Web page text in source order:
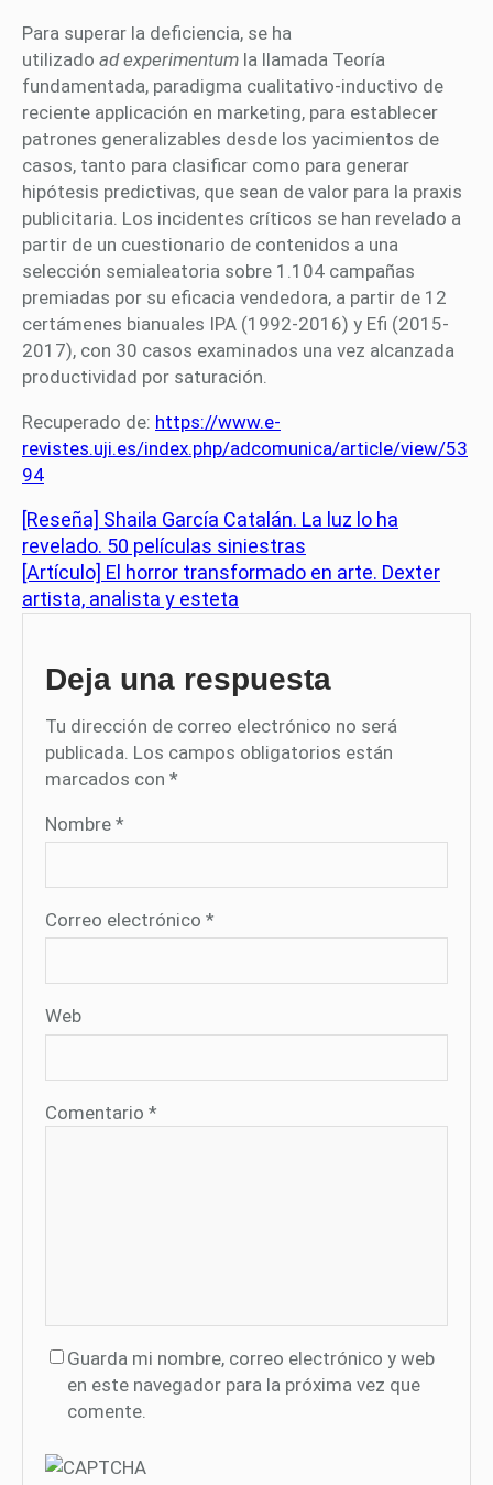
Para superar la deficiencia, se ha
utilizado ad experimentum la llamada Teoría
fundamentada, paradigma cualitativo-inductivo de
reciente applicación en marketing, para establecer
patrones generalizables desde los yacimientos de
casos, tanto para clasificar como para generar
hipótesis predictivas, que sean de valor para la praxis
publicitaria. Los incidentes críticos se han revelado a
partir de un cuestionario de contenidos a una
selección semialeatoria sobre 1.104 campañas
premiadas por su eficacia vendedora, a partir de 12
certámenes bianuales IPA (1992-2016) y Efi (2015-
2017), con 30 casos examinados una vez alcanzada
productividad por saturación.
Recuperado de: https://www.e-
revistes.uji.es/index.php/adcomunica/article/view/53
94
[Reseña] Shaila García Catalán. La luz lo ha
revelado. 50 películas siniestras
[Artículo] El horror transformado en arte. Dexter
artista, analista y esteta
Deja una respuesta
Tu dirección de correo electrónico no será
publicada. Los campos obligatorios están
marcados con *
Nombre *
Correo electrónico *
Web
Comentario *
Guarda mi nombre, correo electrónico y web
en este navegador para la próxima vez que
comente.